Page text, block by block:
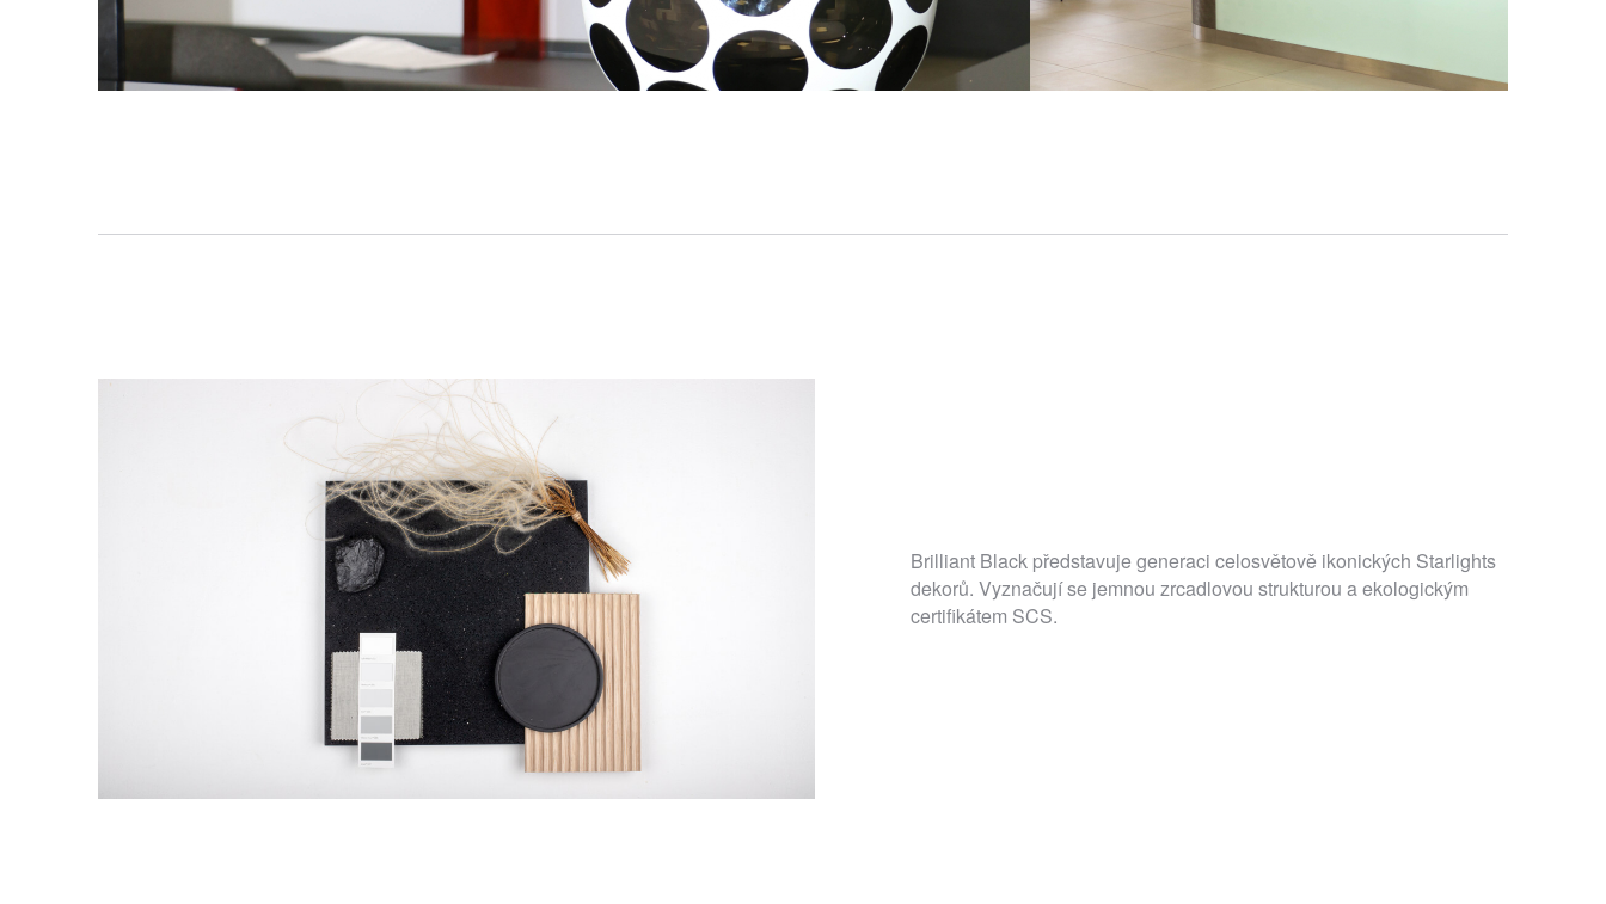
Brilliant Black představuje generaci celosvětově ikonických Starlights
dekorů. Vyznačují se jemnou zrcadlovou strukturou a ekologickým
certifikátem SCS.